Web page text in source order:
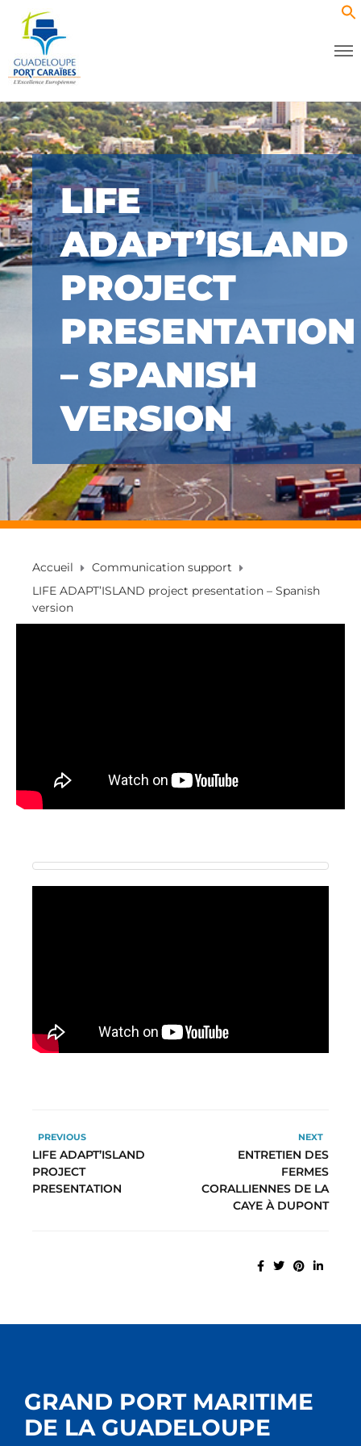
LIFE
ADAPT’ISLAND
PROJECT
PRESENTATION
– SPANISH
VERSION
Accueil
Communication support
LIFE ADAPT’ISLAND project presentation – Spanish
version
PREVIOUS
LIFE ADAPT’ISLAND
PROJECT
PRESENTATION
NEXT
ENTRETIEN DES
FERMES
CORALLIENNES DE LA
CAYE À DUPONT
GRAND PORT MARITIME
DE LA GUADELOUPE